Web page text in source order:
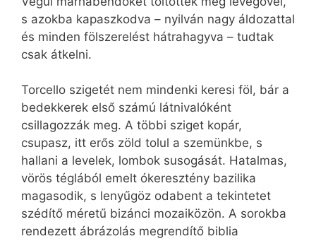
s azokba kapaszkodva – nyilván nagy áldozattal
és minden fölszerelést hátrahagyva – tudtak
csak átkelni.
Torcello szigetét nem mindenki keresi föl, bár a
bedekkerek első számú látnivalóként
csillagozzák meg. A többi sziget kopár,
csupasz, itt erős zöld tolul a szemünkbe, s
hallani a levelek, lombok susogását. Hatalmas,
vörös téglából emelt ókeresztény bazilika
magasodik, s lenyűgöz odabent a tekintetet
szédítő méretű bizánci mozaiközön. A sorokba
rendezett ábrázolás megrendítő biblia